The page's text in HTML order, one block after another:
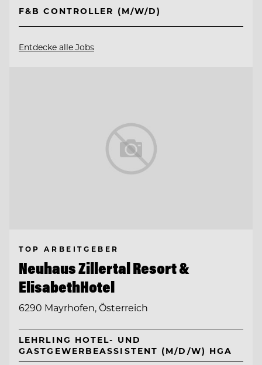
F&B CONTROLLER (M/W/D)
Entdecke alle Jobs
TOP ARBEITGEBER
Neuhaus Zillertal Resort &
ElisabethHotel
6290 Mayrhofen, Österreich
LEHRLING HOTEL- UND
GASTGEWERBEASSISTENT (M/D/W) HGA